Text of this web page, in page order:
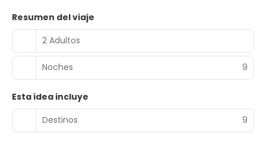
Resumen del viaje
2 Adultos
Noches 9
Esta idea incluye
Destinos
9